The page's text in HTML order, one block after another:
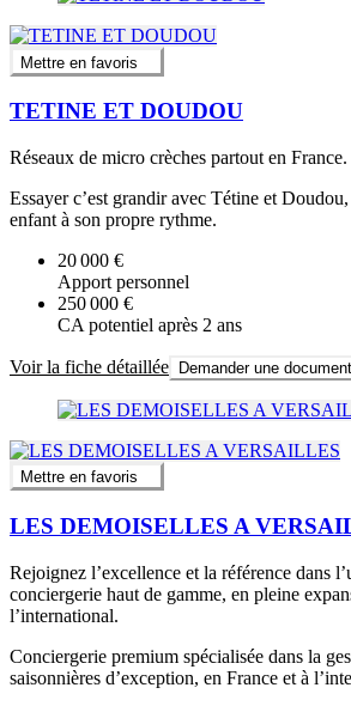
Mettre en favoris
TETINE ET DOUDOU
Réseaux de micro crèches partout en France.
Essayer c’est grandir avec Tétine et
enfant à son propre rythme.
20 000 €
Apport personnel
250 000 €
CA potentiel après 2 ans
Voir la fiche détaillée Demander une
Mettre en favoris
LES DEMOISELLES A
Rejoignez l’excellence et la référence dans
conciergerie haut de gamme, en pleine
l’international.
Conciergerie premium spécialisée dans la
saisonnières d’exception, en France et à